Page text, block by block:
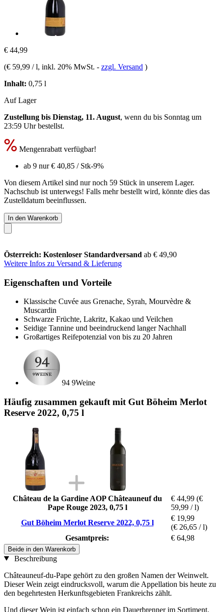
€ 44,99
(€ 59,99 / l, inkl. 20% MwSt. - zzgl. Versand )
Inhalt: 0,75 l
Auf Lager
Zustellung bis Dienstag, 11. August, wenn du bis Sonntag um
23:59 Uhrbestellst.
Mengenrabatt verfügbar!
ab 9 nur€ 40,85 / Stk-9%
Von diesem Artikel sind nur noch 59 Stück in unserem Lager.
Nachschub ist unterwegs! Falls mehr bestellt wird, könnte dies das
Zustelldatum beeinflussen.
In den Warenkorb
Österreich: Kostenloser Standardversand ab € 49,90
Weitere Infos zu Versand & Lieferung
Eigenschaften und Vorteile
Klassische Cuvée aus Grenache, Syrah, Mourvèdre &
Muscardin
Schwarze Früchte, Lakritz, Kakao und Veilchen
Seidige Tannine und beeindruckend langer Nachhall
Großartiges Reifepotenzial von bis zu 20 Jahren
94 9Weine
Häufig zusammen gekauft mit Gut Böheim Merlot
Reserve 2022, 0,75 l
Château de la Gardine AOP Châteauneuf du
Pape Rouge 2023, 0,75 l
€ 44,99 (€
59,99 / l)
Gut Böheim Merlot Reserve 2022, 0,75 l
€ 19,99
(€ 26,65 / l)
Gesamtpreis:
€ 64,98
Beide in den Warenkorb
Beschreibung
Châteauneuf-du-Pape gehört zu den großen Namen der Weinwelt.
Dieser Wein zeigt eindrucksvoll, warum die Appellation bis heute zu
den begehrtesten Herkunftsgebieten Frankreichs zählt.
Und dieser Wein ist einfach schon ein Dauerbrenner im Sortiment,